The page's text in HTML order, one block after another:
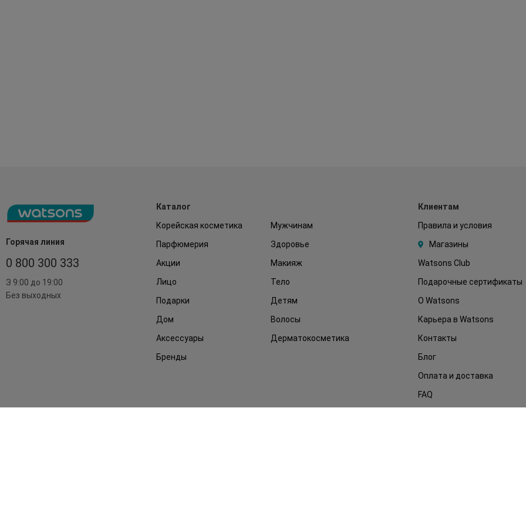
Горячая линия
0 800 300 333
З 9:00 до 19:00
Без выходных
Каталог
Корейская косметика
Мужчинам
Парфюмерия
Здоровье
Акции
Макияж
Лицо
Тело
Подарки
Детям
Дом
Волосы
Аксессуары
Дерматокосметика
Бренды
Клиентам
Правила и условия
Магазины
Watsons Club
Подарочные сертификаты
О Watsons
Карьера в Watsons
Контакты
Блог
Оплата и доставка
FAQ